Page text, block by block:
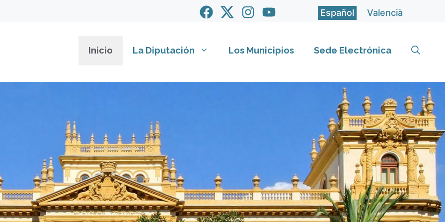
Español Valencià
Inicio La Diputación Los Municipios Sede Electrónica